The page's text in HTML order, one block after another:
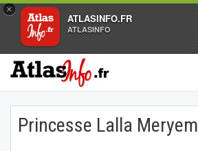
×
ATLASINFO.FR
ATLASINFO
Princesse Lalla Meryem